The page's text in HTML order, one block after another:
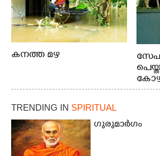
കനത്ത മഴ
TRENDING IN SPIRITUAL
ഗുരുമാർഗം